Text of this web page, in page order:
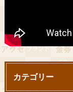
カテゴリー